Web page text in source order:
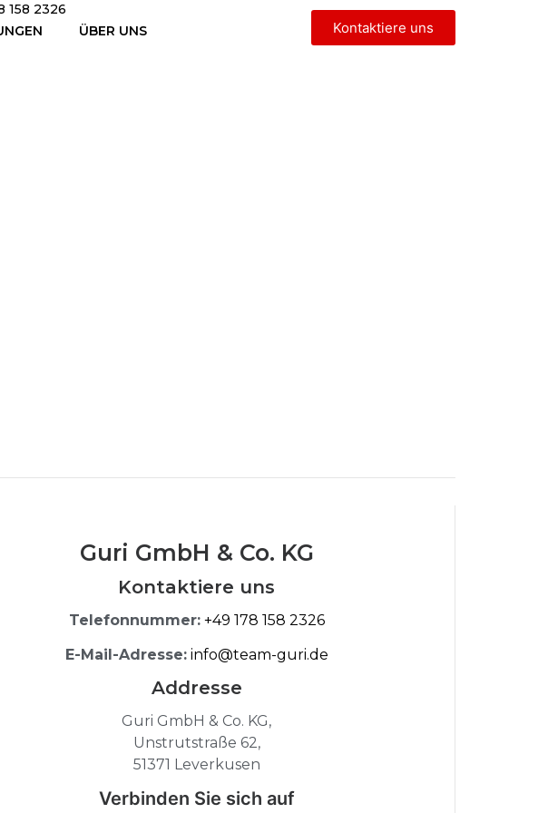
158 2326
ÜBER UNS Kontaktiere uns
Guri GmbH & Co. KG
Kontaktiere uns
Telefonnummer: +49 178 158 2326
E-Mail-Adresse: info@team-guri.de
Addresse
Guri GmbH & Co. KG,
Unstrutstraße 62,
51371 Leverkusen
Verbinden Sie sich auf